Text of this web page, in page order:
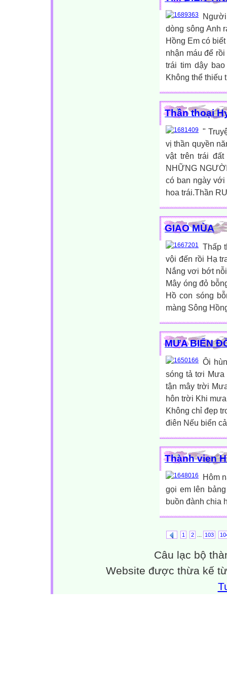
Người
dòng sông Anh
Hồng Em có
nhận máu để
trái tim dậy
Không thể thiếu
Thần thoại
"
vị thần quyền
vật trên trái
NHỮNG
có ban ngày
hoa trái.Thần
GIAO MÙA
Thấp
vội đến rồi Hạ
Nắng vơi bớt
Mây óng đỏ
Hồ con sóng
màng Sông
MƯA BIỂN
Ôi
sóng tả tơi Mưa
tận mây trời
hôn trời Khi
Không chỉ đẹp
điên Nếu biển
Thành vien
Hôm
gọi em lên
buồn đành chia
1 2 ... 103
Câu lạc bộ
Website được thừa kế